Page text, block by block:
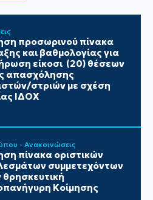
προσωρινού πίνακα
και βαθμολογίας για
είκοσι (20) θέσεων
απασχόλησης
στριών με σχέση
ΙΔΟΧ
- Ανακοινώσεις
πίνακα οριστικών
συμμετεχόντων
θρησκευτική
Κοίμησης